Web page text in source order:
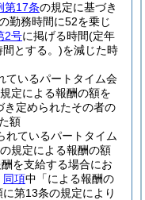
第17条の規定に基づき
勤務時間に52を乗じ
2号に掲げる時間(定年
とする。)を減じた時
ているパートタイム会
定による報酬の額を
き定められたその者の
額
れているパートタイム
の規定による報酬の額
を支給する場合にお
同項中「による報酬の
第13条の規定により